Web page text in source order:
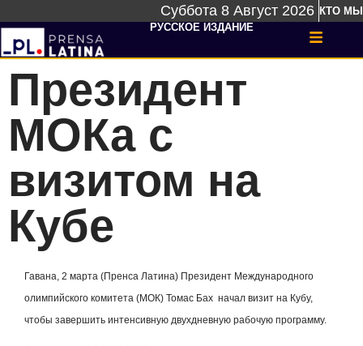
Суббота 8 Август 2026 КТО МЫ
РУССКОЕ ИЗДАНИЕ
Президент
МОКа с
визитом на
Кубе
Гавана, 2 марта (Пренса Латина) Президент Международного
олимпийского комитета (МОК) Томас Бах начал визит на Кубу,
чтобы завершить интенсивную двухдневную рабочую программу.